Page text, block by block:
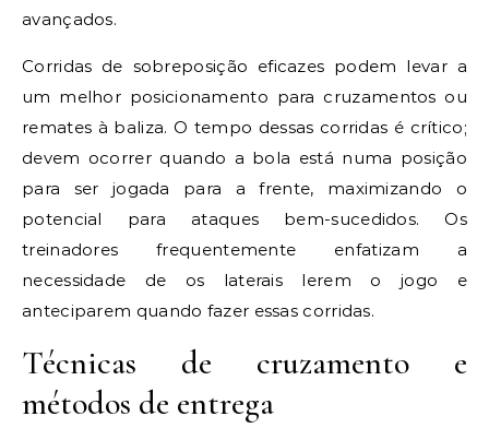
avançados.
Corridas de sobreposição eficazes podem levar a
um melhor posicionamento para cruzamentos ou
remates à baliza. O tempo dessas corridas é crítico;
devem ocorrer quando a bola está numa posição
para ser jogada para a frente, maximizando o
potencial para ataques bem-sucedidos. Os
treinadores frequentemente enfatizam a
necessidade de os laterais lerem o jogo e
anteciparem quando fazer essas corridas.
Técnicas de cruzamento e
métodos de entrega